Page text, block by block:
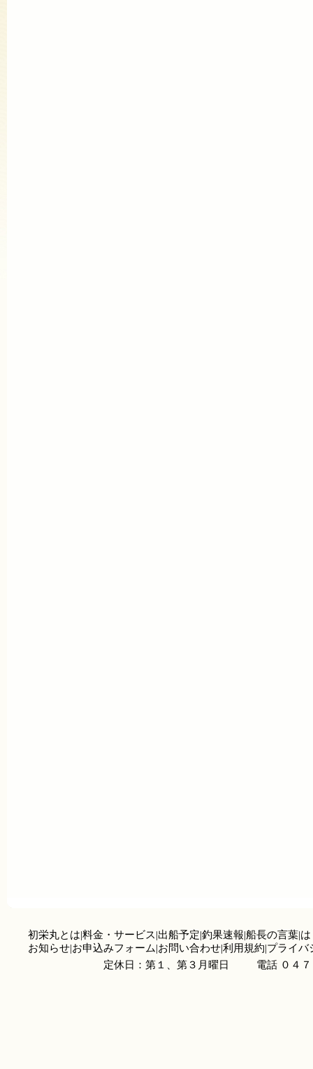
初栄丸とは|料金・サービス|出船予定|釣果速報|船長の言葉|
お知らせ|お申込みフォーム|お問い合わせ|利用規約|プライバ
定休日：第１、第３月曜日
電話 ０４